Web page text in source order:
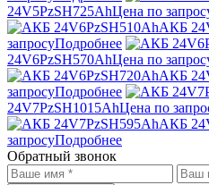
24V5PzSH725AhЦена по
АКБ
запросуПодробнее
24V6PzSH570AhЦена по
АКБ
запросуПодробнее
24V7PzSH1015AhЦена по
АКБ
запросуПодробнее
Обратный звонок